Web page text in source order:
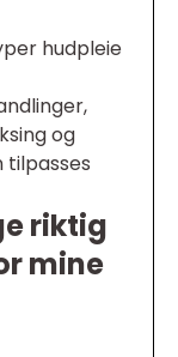
hudpleie
og
tilpasses
riktig
mine